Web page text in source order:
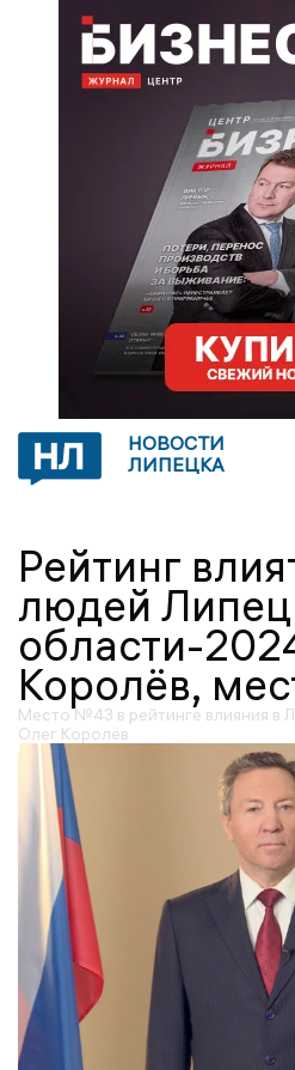
НОВОСТИ
ЛИПЕЦКА
Рейтинг
людей
области-
Королёв,
Место №43 в рейтинге влияния в
Олег Королёв